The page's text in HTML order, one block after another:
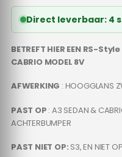
Direct leverbaar: 4
BETREFT HIER EEN RS-
CABRIO MODEL 8V
AFWERKING : HOOGGLANS
PAST OP : A3 SEDAN &
ACHTERBUMPER
PAST NIET OP: S3, EN NIET